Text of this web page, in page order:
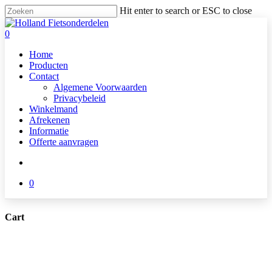
Skip
to
main
Hit enter to search or ESC to close
Close
Search
search
0
Home
Producten
Contact
Algemene Voorwaarden
Privacybeleid
Winkelmand
Afrekenen
Informatie
Offerte aanvragen
0
Cart